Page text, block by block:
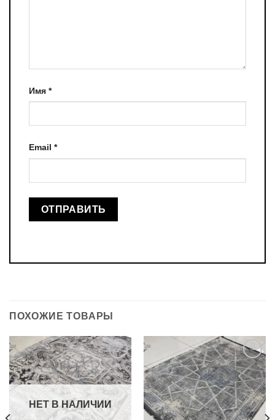
Имя *
Email *
ПОХОЖИЕ ТОВАРЫ
Добавить
в
избранное
НЕТ В НАЛИЧИИ
Добавить
в
избранное